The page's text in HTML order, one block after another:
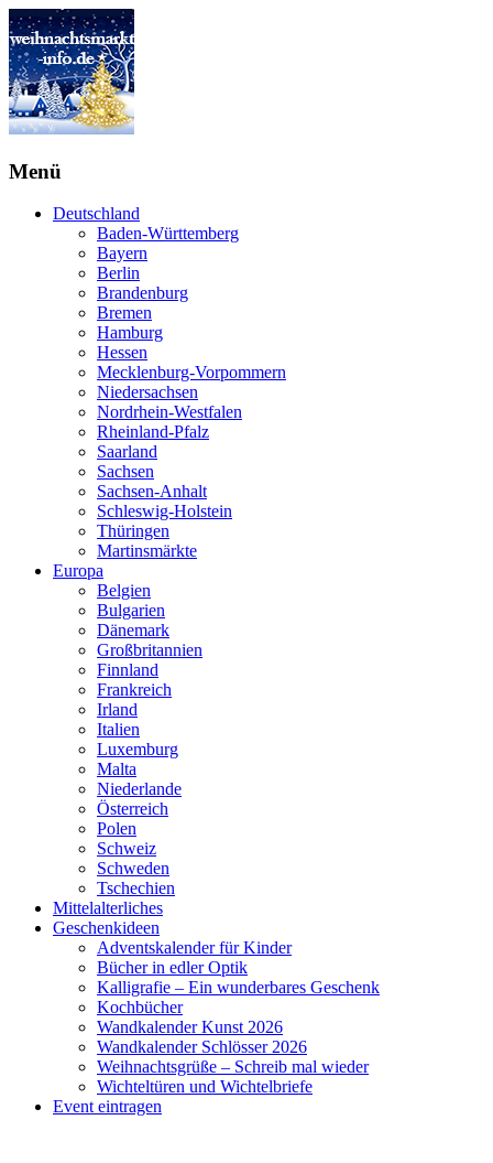
Menü
Deutschland
Baden-Württemberg
Bayern
Berlin
Brandenburg
Bremen
Hamburg
Hessen
Mecklenburg-Vorpommern
Niedersachsen
Nordrhein-Westfalen
Rheinland-Pfalz
Saarland
Sachsen
Sachsen-Anhalt
Schleswig-Holstein
Thüringen
Martinsmärkte
Europa
Belgien
Bulgarien
Dänemark
Großbritannien
Finnland
Frankreich
Irland
Italien
Luxemburg
Malta
Niederlande
Österreich
Polen
Schweiz
Schweden
Tschechien
Mittelalterliches
Geschenkideen
Adventskalender für Kinder
Bücher in edler Optik
Kalligrafie – Ein wunderbares Geschenk
Kochbücher
Wandkalender Kunst 2026
Wandkalender Schlösser 2026
Weihnachtsgrüße – Schreib mal wieder
Wichteltüren und Wichtelbriefe
Event eintragen